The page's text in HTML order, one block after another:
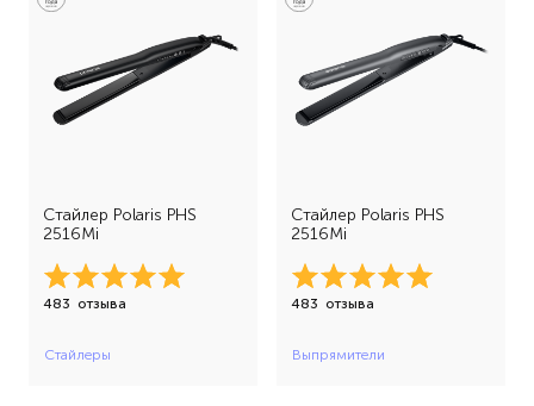
Стайлер Polaris PHS
2516Mi
483 отзыва
Стайлеры
Стайлер Polaris PHS
2516Mi
483 отзыва
Выпрямители